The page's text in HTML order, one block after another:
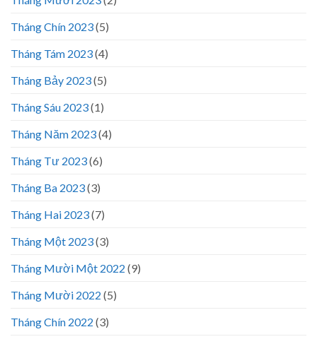
Tháng Chín 2023(5)
Tháng Tám 2023(4)
Tháng Bảy 2023(5)
Tháng Sáu 2023(1)
Tháng Năm 2023(4)
Tháng Tư 2023(6)
Tháng Ba 2023(3)
Tháng Hai 2023(7)
Tháng Một 2023(3)
Tháng Mười Một 2022 (9)
Tháng Mười 2022 (5)
Tháng Chín 2022 (3)